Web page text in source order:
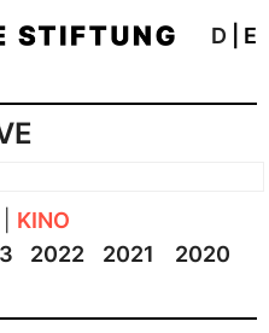
D E
KINO
2022 2021
2020